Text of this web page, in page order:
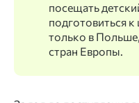
посещать
подготовиться
только в
стран Европы.